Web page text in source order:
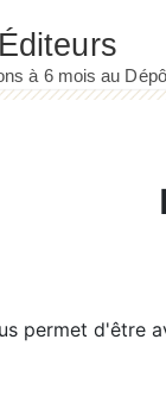
permet d'être